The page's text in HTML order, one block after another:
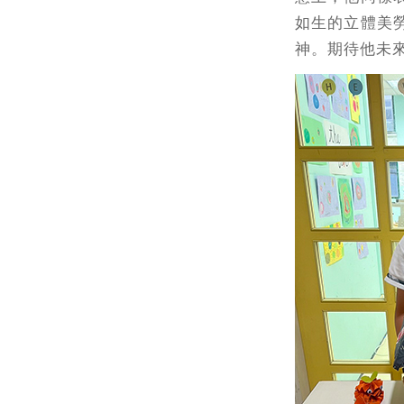
如生的立體美
神。期待他未